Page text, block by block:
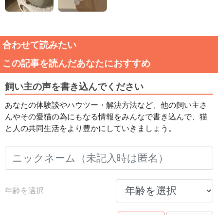
合わせて読みたい
この記事を読んだあなたにおすすめ
飼い主の声を書き込んでください
あなたの体験談やハウツー・解決方法など、他の飼い主さ
んやその愛猫の為にもなる情報をみんなで書き込んで、猫
と人の共同生活をより豊かにしていきましょう。
年齢を選択